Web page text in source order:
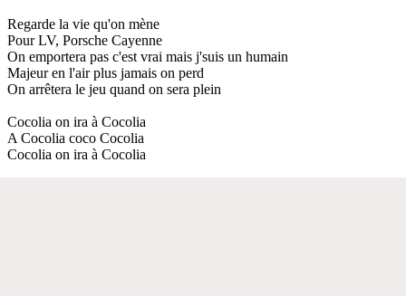
Regarde la vie qu'on mène
Pour LV, Porsche Cayenne
On emportera pas c'est vrai mais j'suis un humain
Majeur en l'air plus jamais on perd
On arrêtera le jeu quand on sera plein
Cocolia on ira à Cocolia
A Cocolia coco Cocolia
Cocolia on ira à Cocolia